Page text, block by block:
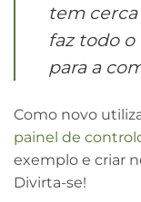
tem
faz todo o
para a
Como novo
painel de
exemplo e criar
Divirta-se!